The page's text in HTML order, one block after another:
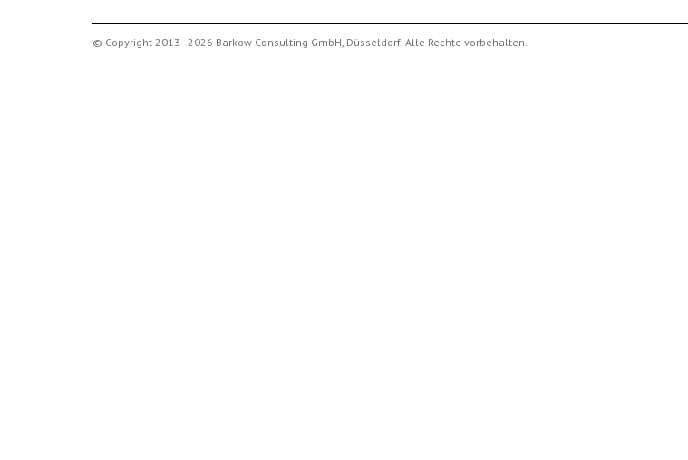
© Copyright 2013 - 2026 Barkow Consulting GmbH, Düsseldorf. Alle Rechte vorbehalten.